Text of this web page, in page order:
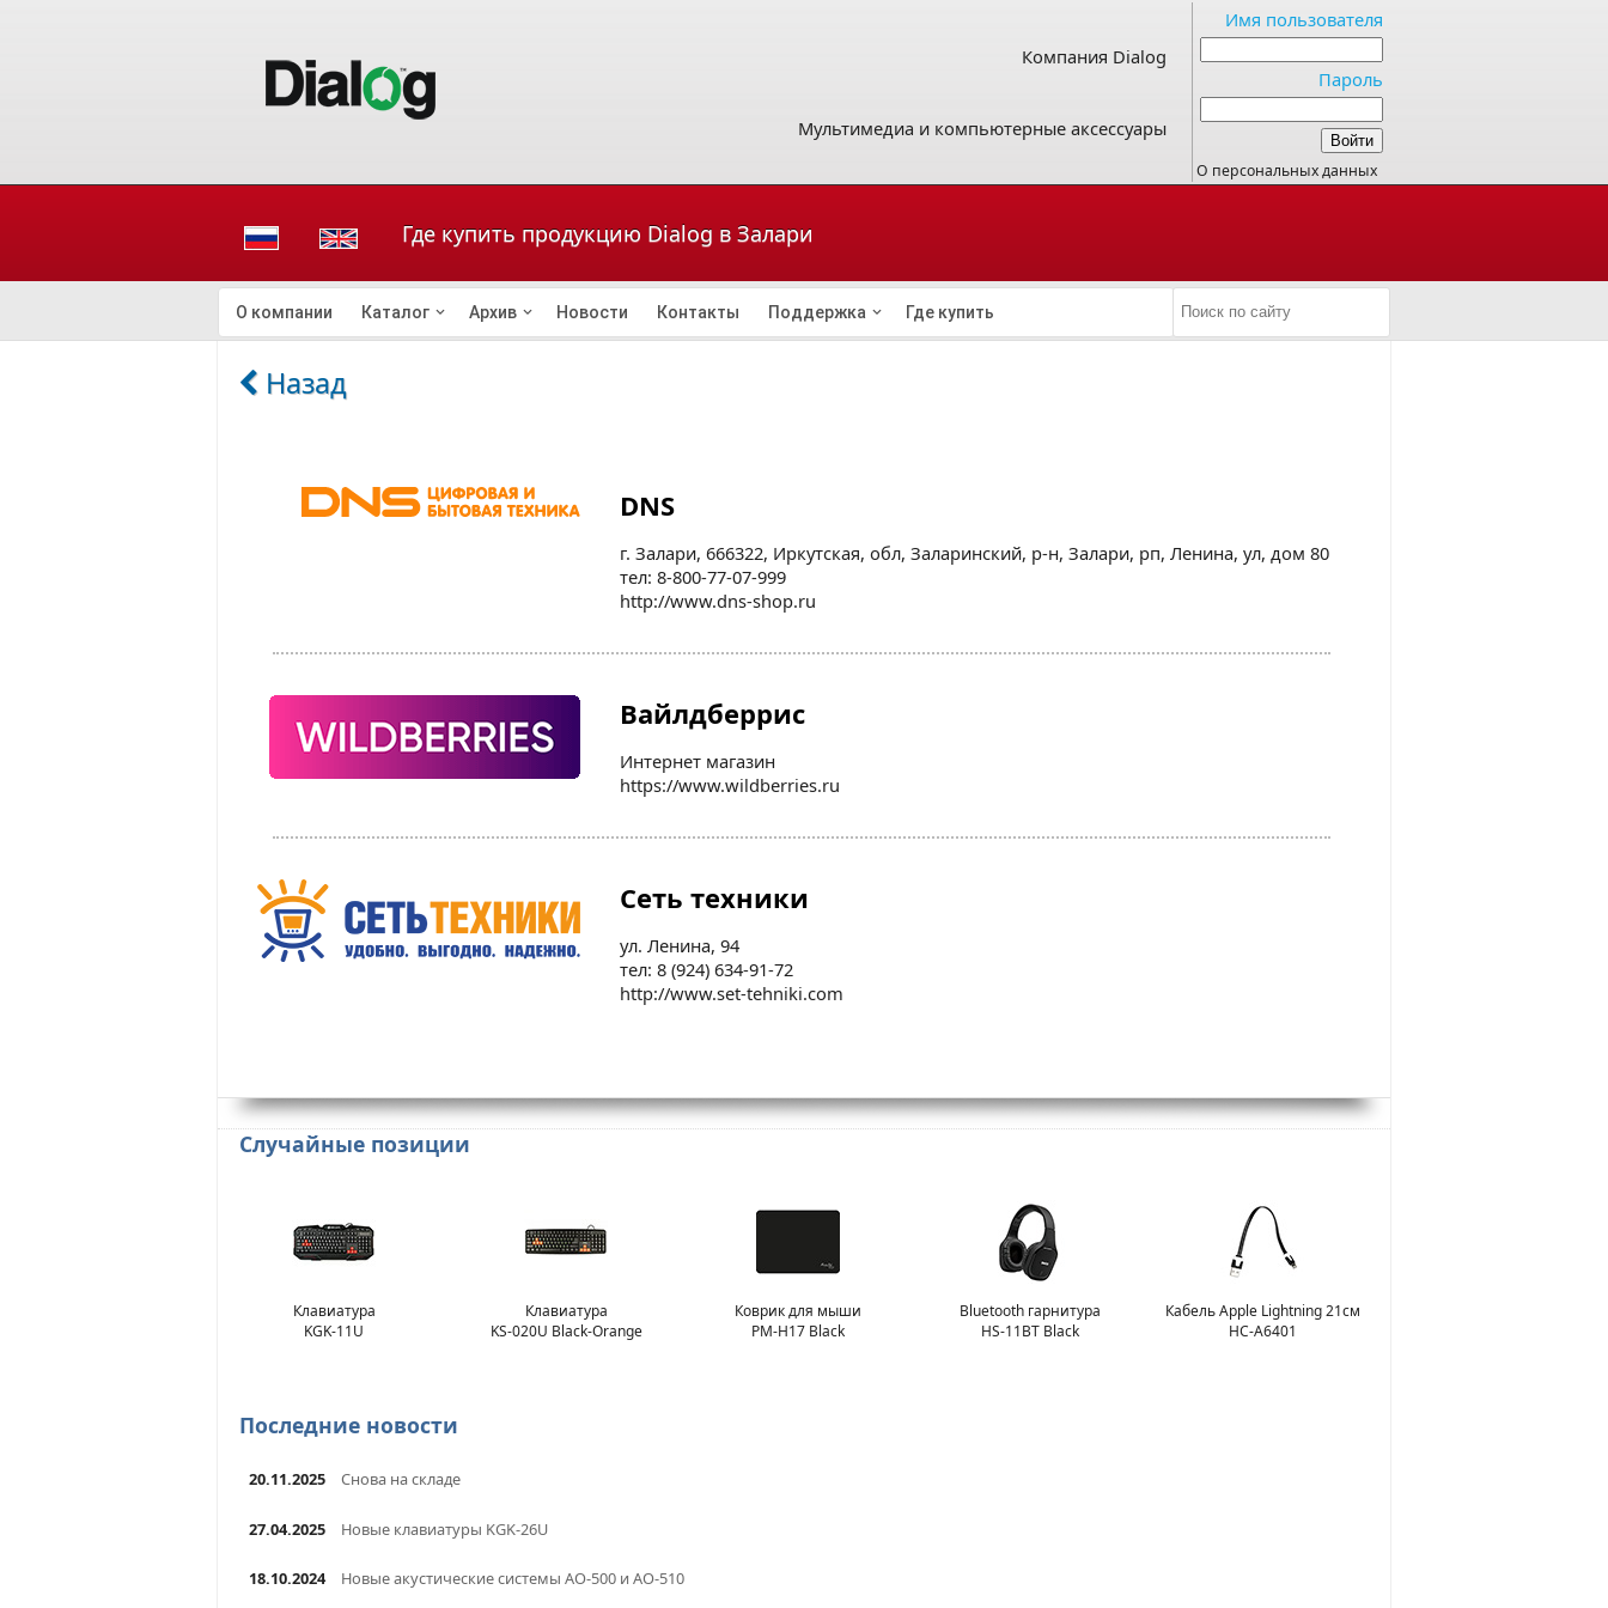
Компания Dialog
Мультимедиа и компьютерные аксессуары
Имя пользователя
Пароль
О персональных данных
Где купить продукцию Dialog в Залари
О компании Каталог Архив Новости Контакты Поддержка Где купить
Назад
DNS
г. Залари, 666322, Иркутская, обл, Заларинский, р-н, Залари, рп, Ленина, ул, дом 80
тел: 8-800-77-07-999
http://www.dns-shop.ru
Вайлдберрис
Интернет магазин
https://www.wildberries.ru
Сеть техники
ул. Ленина, 94
тел: 8 (924) 634-91-72
http://www.set-tehniki.com
Случайные позиции
Клавиатура
KGK-11U
Клавиатура
KS-020U Black-Orange
Коврик для мыши
PM-H17 Black
Bluetooth гарнитура
HS-11BT Black
Кабель Apple Lightning 21см
HC-A6401
Последние новости
20.11.2025 Снова на складе
27.04.2025 Новые клавиатуры KGK-26U
18.10.2024 Новые акустические системы AO-500 и AO-510